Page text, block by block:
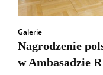
Galerie
Nagrodzenie
w Ambasadzie